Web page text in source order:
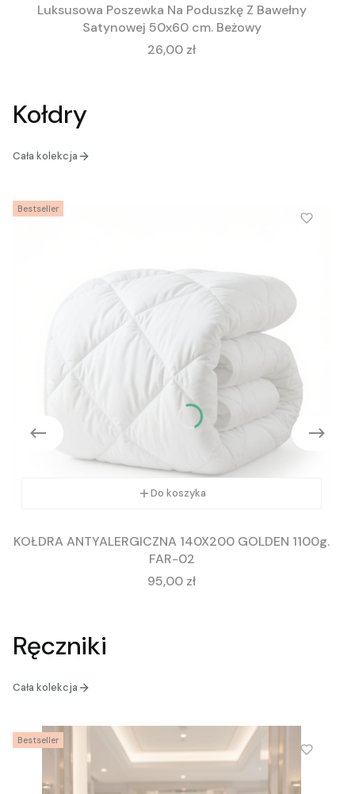
Luksusowa Poszewka Na Poduszkę Z Bawełny
Satynowej 50x60 cm. Beżowy
Cena
26,00 zł
Kołdry
Cała kolekcja
Bestseller
Do koszyka
KOŁDRA ANTYALERGICZNA 140X200 GOLDEN 1100g.
FAR-02
Cena
95,00 zł
Ręczniki
Cała kolekcja
Bestseller